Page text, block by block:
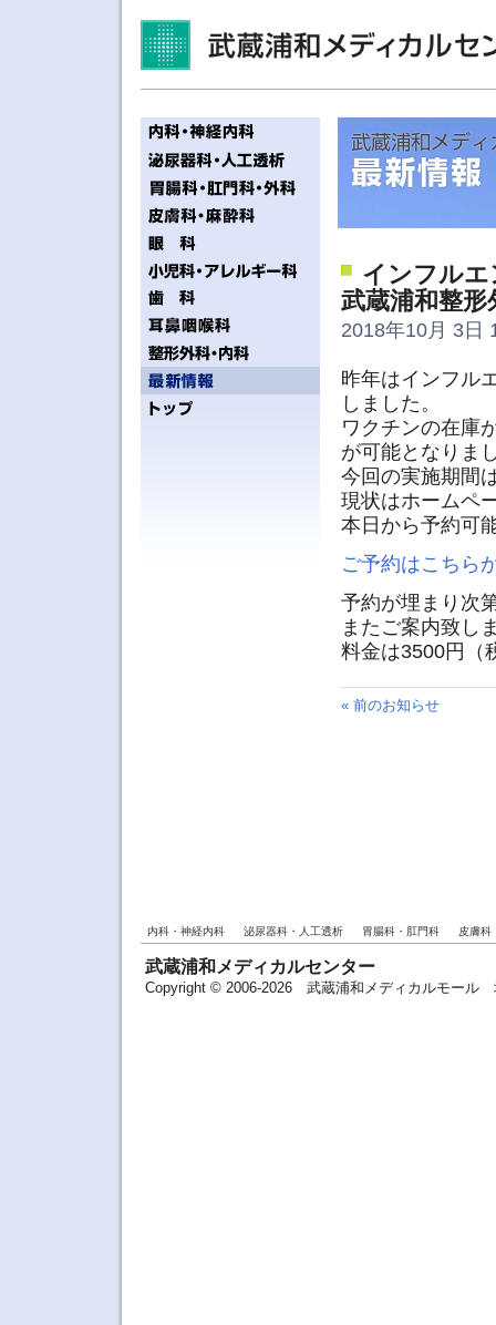
インフルエ
武蔵浦和整
2018年10月 3日
昨年はインフル
しました。
ワクチンの在庫
が可能となりま
今回の実施期間
現状はホームペ
本日から予約可
ご予約はこちら
予約が埋まり次
またご案内致し
料金は3500円（
« 前のお知らせ
内科・神経内科 泌尿器科・人工透析 胃腸科・肛門科 皮膚科
武蔵浦和メディカルセンター
Copyright © 2006-2026 武蔵浦和メディカルモール